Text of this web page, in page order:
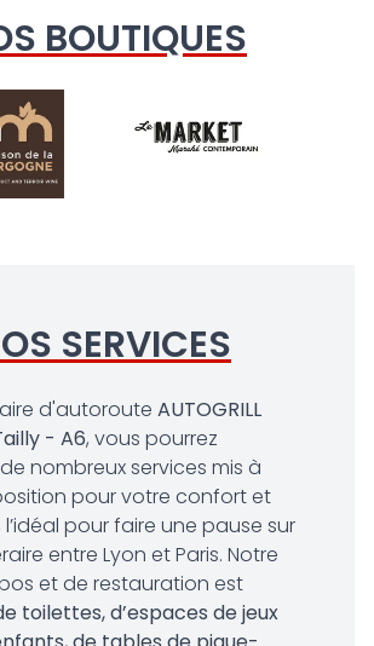
BOUTIQUES
SERVICES
d'autoroute AUTOGRILL
- A6, vous pourrez
nombreux services mis à
pour votre confort et
pour faire une pause sur
entre Lyon et Paris. Notre
et de restauration est
toilettes, d’espaces de jeux